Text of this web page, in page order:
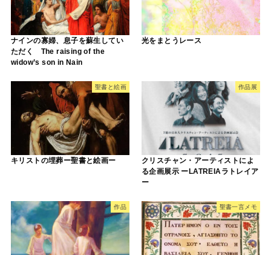
ナインの寡婦、息子を蘇生してい
ただく The raising of the
widow’s son in Nain
光をまとうレース
聖書と絵画
キリストの埋葬ー聖書と絵画ー
作品展
クリスチャン・アーティストによ
る企画展示 ーLATREIAラトレイア
ー
作品 聖書一言メモ